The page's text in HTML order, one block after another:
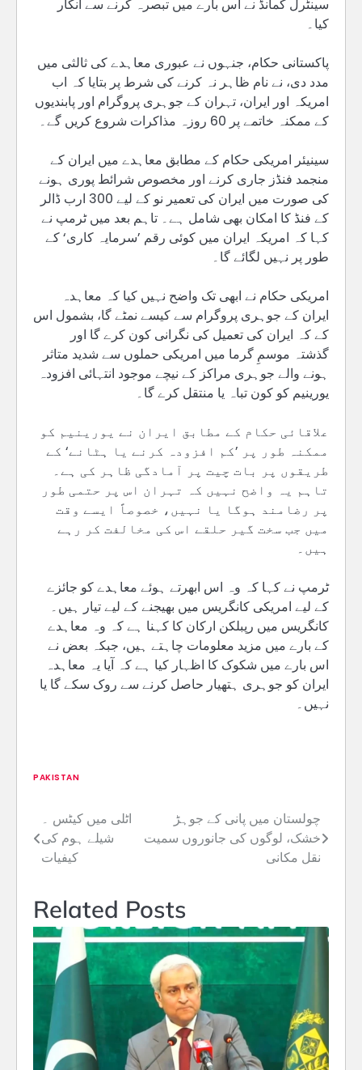
سینٹرل کمانڈ نے اس بارے میں تبصرہ کرنے سے انکار
کیا۔
پاکستانی حکام، جنہوں نے عبوری معاہدے کی ثالثی میں
مدد دی، نے نام ظاہر نہ کرنے کی شرط پر بتایا کہ اب
امریکہ اور ایران، تہران کے جوہری پروگرام اور پابندیوں
کے ممکنہ خاتمے پر 60 روزہ مذاکرات شروع کریں گے۔
سینیئر امریکی حکام کے مطابق معاہدے میں ایران کے
منجمد فنڈز جاری کرنے اور مخصوص شرائط پوری ہونے
کی صورت میں ایران کی تعمیر نو کے لیے 300 ارب ڈالر
کے فنڈ کا امکان بھی شامل ہے۔ تاہم بعد میں ٹرمپ نے
کہا کہ امریکہ ایران میں کوئی رقم ’سرمایہ کاری‘ کے
طور پر نہیں لگائے گا۔
امریکی حکام نے ابھی تک واضح نہیں کیا کہ معاہدہ
ایران کے جوہری پروگرام سے کیسے نمٹے گا، بشمول اس
کے کہ ایران کی تعمیل کی نگرانی کون کرے گا اور
گذشتہ موسمِ گرما میں امریکی حملوں سے شدید متاثر
ہونے والے جوہری مراکز کے نیچے موجود انتہائی افزودہ
یورینیم کو کون تباہ یا منتقل کرے گا۔
علاقائی حکام کے مطابق ایران نے یورینیم کو
ممکنہ طور پر ’کم افزودہ کرنے یا ہٹانے‘ کے
طریقوں پر بات چیت پر آمادگی ظاہر کی ہے۔
تاہم یہ واضح نہیں کہ تہران اس پر حتمی طور
پر رضامند ہوگا یا نہیں، خصوصاً ایسے وقت
میں جب سخت گیر حلقے اس کی مخالفت کر رہے
ہیں۔
ٹرمپ نے کہا کہ وہ اس ابھرتے ہوئے معاہدے کو جائزے
کے لیے امریکی کانگریس میں بھیجنے کے لیے تیار ہیں۔
کانگریس میں رپبلکن ارکان کا کہنا ہے کہ وہ معاہدے
کے بارے میں مزید معلومات چاہتے ہیں، جبکہ بعض نے
اس بارے میں شکوک کا اظہار کیا ہے کہ آیا یہ معاہدہ
ایران کو جوہری ہتھیار حاصل کرنے سے روک سکے گا یا
نہیں۔
PAKISTAN
Post
navigation
اٹلی میں کیٹس ۔
شیلے ہوم کی
کیفیات
چولستان میں پانی کے جوہڑ
خشک، لوگوں کی جانوروں سمیت
نقل مکانی
Related Posts